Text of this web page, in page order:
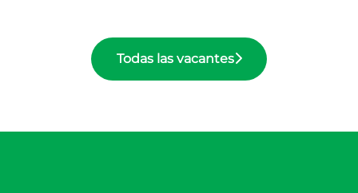
Todas las vacantes